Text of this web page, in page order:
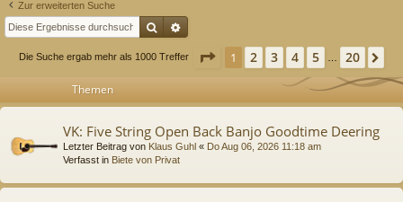
Zur erweiterten Suche
Suche
Die Suche ergab mehr als 1000 Treffer Seite1 von 20
1 2 3 4 5 20
Themen
VK: Five String Open Back Banjo Goodtime Deering
Letzter Beitrag von Klaus Guhl « Do Aug 06, 2026 11:18 am
Verfasst in Biete von Privat